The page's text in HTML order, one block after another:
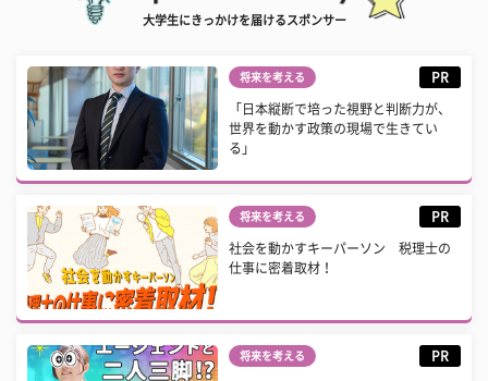
大学生にきっかけを届けるスポンサー
将来を考える PR
「日本縦断で培った視野と判断力が、
世界を動かす政策の現場で生きてい
る」
将来を考える PR
社会を動かすキーパーソン 税理士の
仕事に密着取材！
将来を考える PR